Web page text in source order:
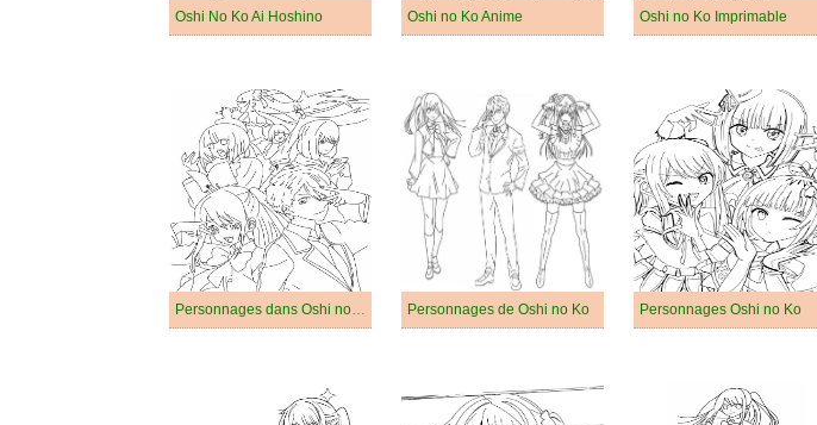
Oshi No Ko Ai Hoshino Oshi no Ko Anime Oshi no Ko Imprimable
Personnages dans Oshi no Ko Personnages de Oshi no Ko Personnages Oshi no Ko